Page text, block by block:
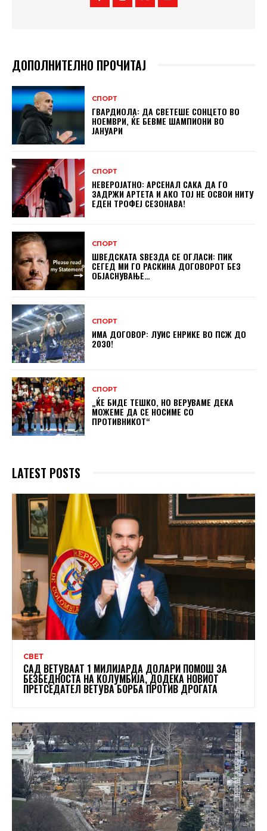
ДОПОЛНИТЕЛНО ПРОЧИТАЈ
СПОРТ
ГВАРДИОЛА: ДА СВЕТЕШЕ СОНЦЕТО ВО
НОЕМВРИ, ЌЕ БЕВМЕ ШАМПИОНИ ВО
ЈАНУАРИ
СПОРТ
НЕВЕРОЈАТНО: АРСЕНАЛ САКА ДА ГО
ЗАДРЖИ АРТЕТА И АКО ТОЈ НЕ ОСВОИ НИТУ
ЕДЕН ТРОФЕЈ СЕЗОНАВА!
СПОРТ
ШВЕДСКАТА ЅВЕЗДА СЕ ОГЛАСИ: ПИК
СЕГЕД МИ ГО РАСКИНА ДОГОВОРОТ БЕЗ
ОБЈАСНУВАЊЕ…
СПОРТ
ИМА ДОГОВОР: ЛУИС ЕНРИКЕ ВО ПСЖ ДО
2030!
СПОРТ
„ЌЕ БИДЕ ТЕШКО, НО ВЕРУВАМЕ ДЕКА
МОЖЕМЕ ДA СЕ НОСИМЕ СО
ПРОТИВНИКОТ“
LATEST POSTS
СВЕТ
САД ВЕТУВААТ 1 МИЛИЈАРДА ДОЛАРИ ПОМОШ ЗА
БЕЗБЕДНОСТА НА КОЛУМБИЈА, ДОДЕКА НОВИОТ
ПРЕТСЕДАТЕЛ ВЕТУВА БОРБА ПРОТИВ ДРОГАТА